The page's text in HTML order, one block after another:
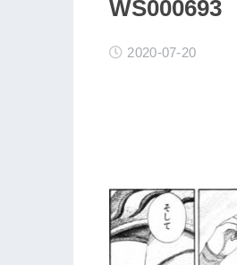
WS000693
2020-07-20